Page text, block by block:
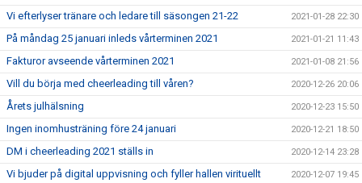
Vi efterlyser tränare och ledare till säsongen 21-22 2021-01-28 22:30
På måndag 25 januari inleds vårterminen 2021 2021-01-21 11:43
Fakturor avseende vårterminen 2021 2021-01-08 21:56
Vill du börja med cheerleading till våren? 2020-12-26 20:06
Årets julhälsning 2020-12-23 15:50
Ingen inomhusträning före 24 januari 2020-12-21 18:50
DM i cheerleading 2021 ställs in 2020-12-14 23:28
Vi bjuder på digital uppvisning och fyller hallen virituellt 2020-12-07 19:45